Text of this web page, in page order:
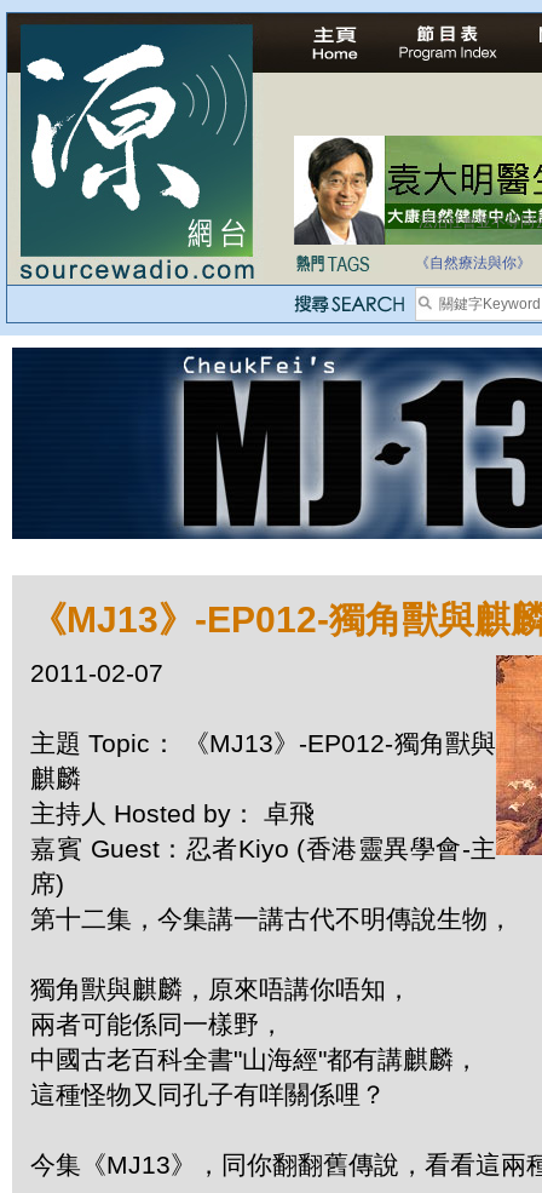
法治社會並不等同
《自然療法與你》
《MJ13》-EP012-獨角獸與麒
2011-02-07
主題 Topic： 《MJ13》-EP012-獨角獸與
麒麟
主持人 Hosted by： 卓飛
嘉賓 Guest：忍者Kiyo (香港靈異學會-主
席)
第十二集，今集講一講古代不明傳說生物，
獨角獸與麒麟，原來唔講你唔知，
兩者可能係同一樣野，
中國古老百科全書"山海經"都有講麒麟，
這種怪物又同孔子有咩關係哩？
今集《MJ13》，同你翻翻舊傳說，看看這兩